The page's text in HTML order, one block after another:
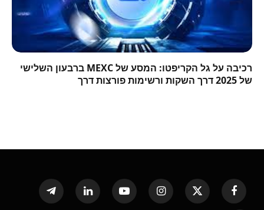
רכיבה על גל הקריפטו: המסע של MEXC ברבעון השלישי
של 2025 דרך השקות ורשימות פורצות דרך
Facebook
X
(Twitter)
Instagram
YouTube
LinkedIn
Telegram